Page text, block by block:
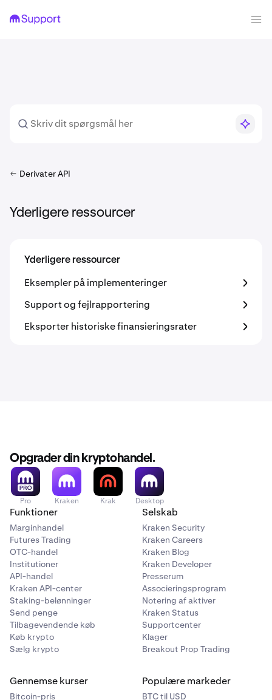
Derivater API
Yderligere ressourcer
Yderligere ressourcer
Eksempler på implementeringer
Support og fejlrapportering
Eksporter historiske finansieringsrater
Opgrader din kryptohandel.
Pro Kraken Krak Desktop
Funktioner
Marginhandel
Futures Trading
OTC-handel
Institutioner
API-handel
Kraken API-center
Staking-belønninger
Send penge
Tilbagevendende køb
Køb krypto
Sælg krypto
Selskab
Kraken Security
Kraken Careers
Kraken Blog
Kraken Developer
Presserum
Associeringsprogram
Notering af aktiver
Kraken Status
Supportcenter
Klager
Breakout Prop Trading
Gennemse kurser
Bitcoin-pris
Populære markeder
BTC til USD